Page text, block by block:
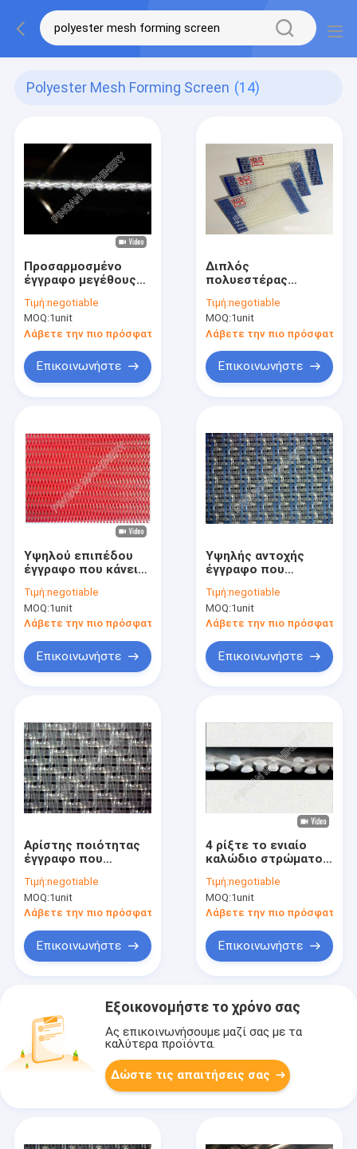
Polyester Mesh Forming Screen (14)
Προσαρμοσμένο
έγγραφο μεγέθους
τον πολυεστέρα
μερών μηχανών να
παγιδεψει τη
διαμόρφωση της
οθόνης
Τιμή:negotiable
MOQ:1unit
Λάβετε την πιο πρόσφατη τιμή
Επικοινωνήστε
Διπλός
πολυεστέρας
διαμορφώνει τη
συνθετική χρήση
οθόνης υφασμάτων
στις εγκαταστάσεις
εγγράφου
Τιμή:negotiable
MOQ:1unit
Λάβετε την πιο πρόσφατη
Επικοινωνήστε
Υψηλού επιπέδου
έγγραφο που κάνει
πολυεστέρα την
υφαμένη σπειροειδή
αντοχή τύπων
Τιμή:negotiable
MOQ:1unit
Λάβετε την πιο πρόσφατη τιμή
Επικοινωνήστε
Υψηλής αντοχής
έγγραφο που
ζαρωμένο μέρη
έγγραφο μηχανών
που κάνει τη
πλέγματος
Τιμή:negotiable
MOQ:1unit
Λάβετε την πιο πρόσφατη
Επικοινωνήστε
Αρίστης ποιότητας
έγγραφο που
μηχανή το
σπειροειδές
έγγραφο οθόνης
διαμορφώνει το
πλέγμα
Τιμή:negotiable
MOQ:1unit
Λάβετε την πιο πρόσφατη τιμή
Επικοινωνήστε
4 ρίξτε το ενιαίο
καλώδιο στρώματος
Babric για το
έγγραφο
κατασκευάζοντας τη
Τιμή:negotiable
MOQ:1unit
Λάβετε την πιο πρόσφατη
Επικοινωνήστε
Εξοικονομήστε το χρόνο σας
Ας επικοινωνήσουμε μαζί σας με τα
καλύτερα προϊόντα.
Δώστε τις απαιτήσεις σας